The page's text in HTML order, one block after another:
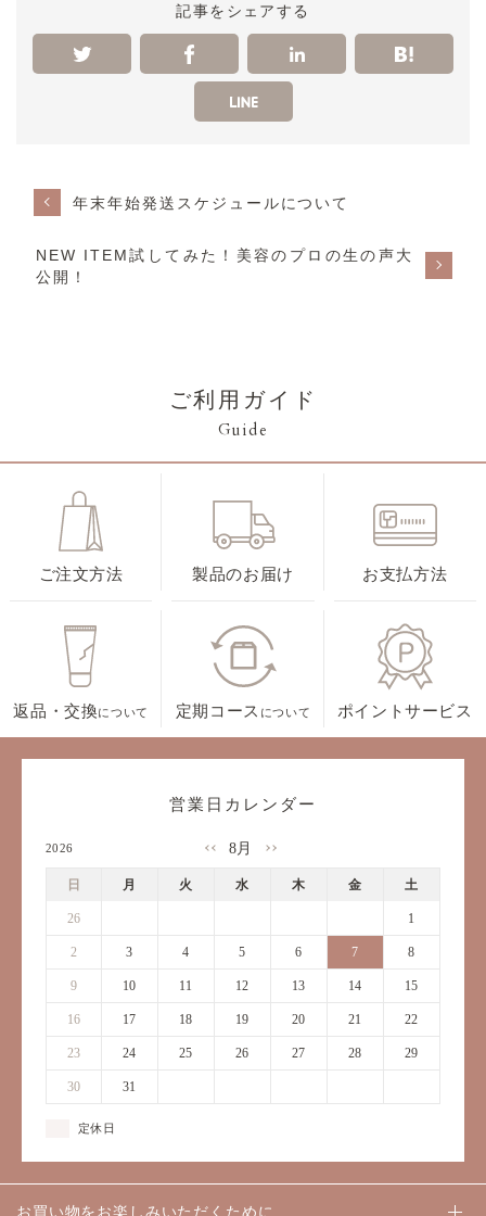
記事をシェアする
年末年始発送スケジュールについて
NEW ITEM試してみた！美容のプロの生の声大
公開！
ご利用ガイド
Guide
営業日カレンダー
2026 8月
日 月 火 水 木 金 土
26 1
2 3 4 5 6 7 8
9 10 11 12 13 14 15
16 17 18 19 20 21 22
23 24 25 26 27 28 29
30 31
定休日
ご注文方法 製品のお届け お支払方法
返品・交換について 定期コース について ポイントサービス
お買い物をお楽しみいただくために